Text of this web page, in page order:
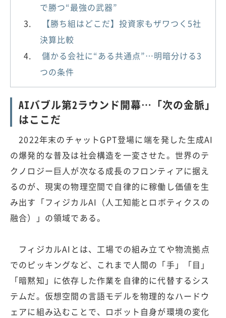
で勝つ“最強の武器”
【勝ち組はどこだ】投資家もザワつく5社
決算比較
儲かる会社に“ある共通点”…明暗分ける3
つの条件
AIバブル第2ラウンド開幕…「次の金脈」
はここだ
2022年末のチャットGPT登場に端を発した生成AI
の爆発的な普及は社会構造を一変させた。世界のテ
クノロジー巨人が次なる成長のフロンティアに据え
るのが、現実の物理空間で自律的に稼働し価値を生
み出す「フィジカルAI（人工知能とロボティクスの
融合）」の領域である。
フィジカルAIとは、工場での組み立てや物流拠点
でのピッキングなど、これまで人間の「手」「目」
「暗黙知」に依存した作業を自律的に代替するシス
テムだ。仮想空間の言語モデルを物理的なハードウ
ェアに組み込むことで、ロボット自身が環境の変化